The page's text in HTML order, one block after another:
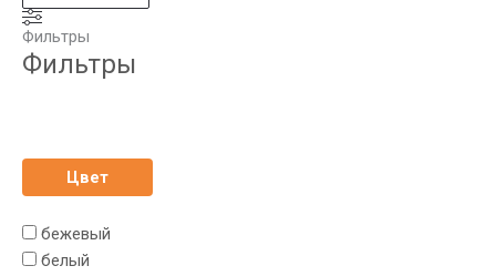
Фильтры
Фильтры
Цвет
бежевый
белый